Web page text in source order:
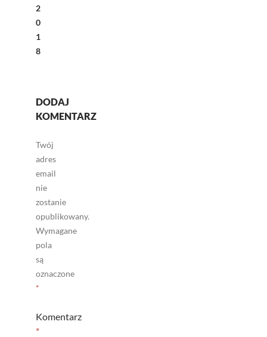
2
0
1
8
DODAJ
KOMENTARZ
Twój
adres
email
nie
zostanie
opublikowany.
Wymagane
pola
są
oznaczone
*
Komentarz
*